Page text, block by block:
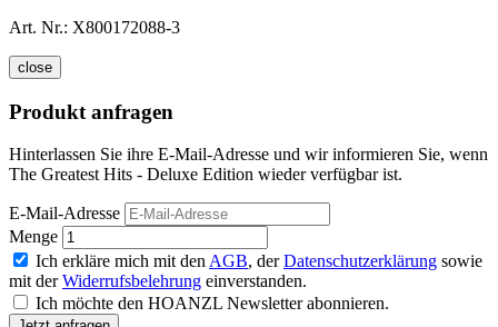
Art. Nr.: X800172088-3
close
Produkt anfragen
Hinterlassen Sie ihre E-Mail-Adresse und wir informieren Sie, wenn
The Greatest Hits - Deluxe Edition wieder verfügbar ist.
E-Mail-Adresse
Menge
Ich erkläre mich mit den AGB, derDatenschutzerklärung sowie
mit derWiderrufsbelehrung einverstanden.
Ich möchte den HOANZL Newsletter abonnieren.